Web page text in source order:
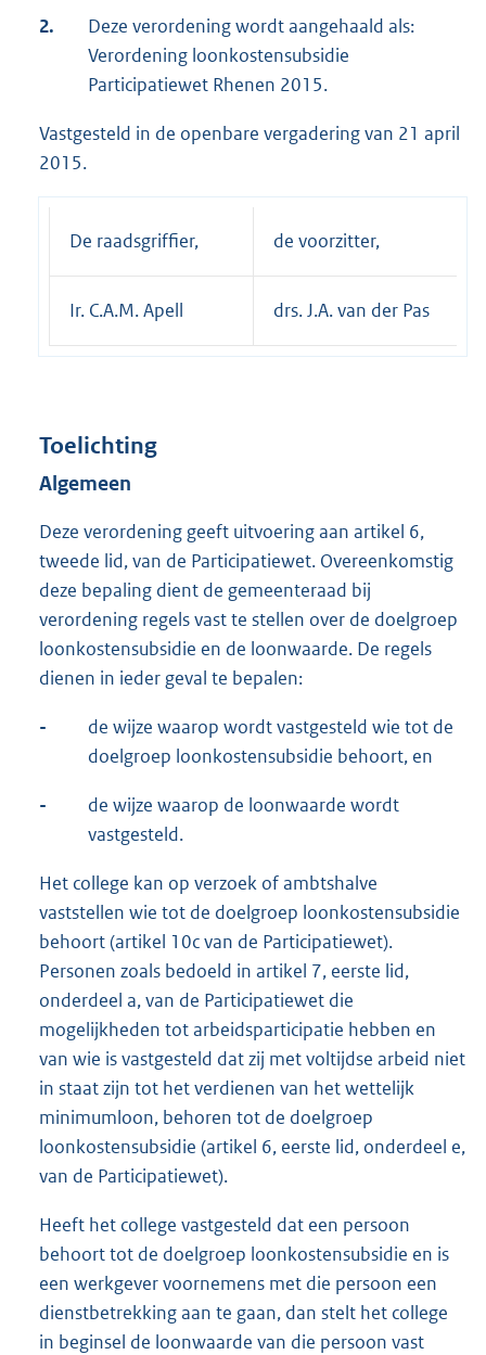
2.
Deze verordening wordt aangehaald als:
Verordening loonkostensubsidie
Participatiewet Rhenen 2015.
Vastgesteld in de openbare vergadering van 21 april
2015.
De raadsgriffier, de voorzitter,
Ir. C.A.M. Apell drs. J.A. van der Pas
Toelichting
Algemeen
Deze verordening geeft uitvoering aan artikel 6,
tweede lid, van de Participatiewet. Overeenkomstig
deze bepaling dient de gemeenteraad bij
verordening regels vast te stellen over de doelgroep
loonkostensubsidie en de loonwaarde. De regels
dienen in ieder geval te bepalen:
-
de wijze waarop wordt vastgesteld wie tot de
doelgroep loonkostensubsidie behoort, en
-
de wijze waarop de loonwaarde wordt
vastgesteld.
Het college kan op verzoek of ambtshalve
vaststellen wie tot de doelgroep loonkostensubsidie
behoort (artikel 10c van de Participatiewet).
Personen zoals bedoeld in artikel 7, eerste lid,
onderdeel a, van de Participatiewet die
mogelijkheden tot arbeidsparticipatie hebben en
van wie is vastgesteld dat zij met voltijdse arbeid niet
in staat zijn tot het verdienen van het wettelijk
minimumloon, behoren tot de doelgroep
loonkostensubsidie (artikel 6, eerste lid, onderdeel e,
van de Participatiewet).
Heeft het college vastgesteld dat een persoon
behoort tot de doelgroep loonkostensubsidie en is
een werkgever voornemens met die persoon een
dienstbetrekking aan te gaan, dan stelt het college
in beginsel de loonwaarde van die persoon vast